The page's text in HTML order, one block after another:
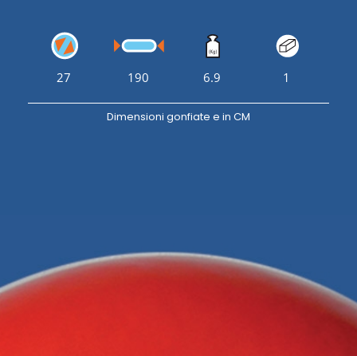
27 190 6.9 1
Dimensioni gonfiate e in CM